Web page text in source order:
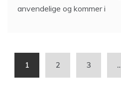
anvendelige og kommer i
1 2 3